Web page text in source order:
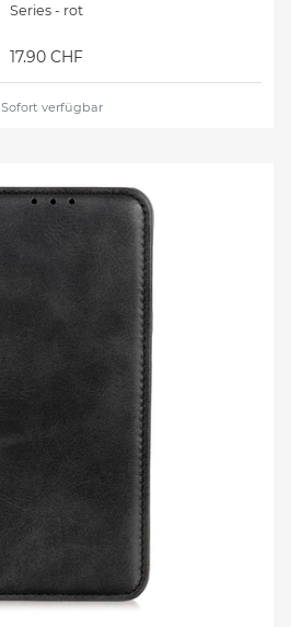
Series - rot
17.90 CHF
Sofort verfügbar